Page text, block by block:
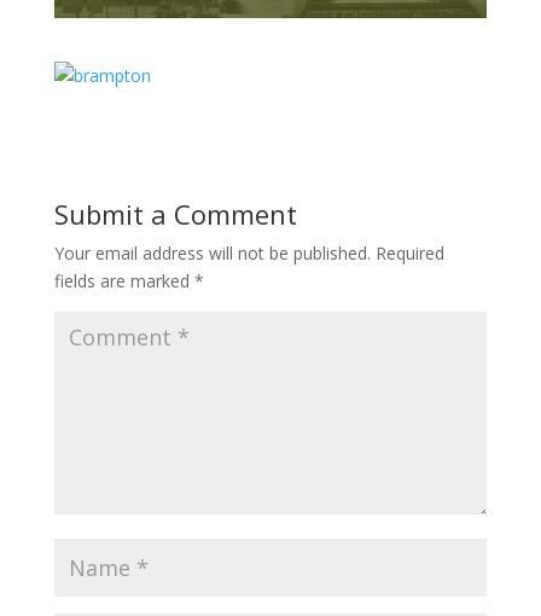
Submit a Comment
Your email address will not be published. Required
fields are marked *